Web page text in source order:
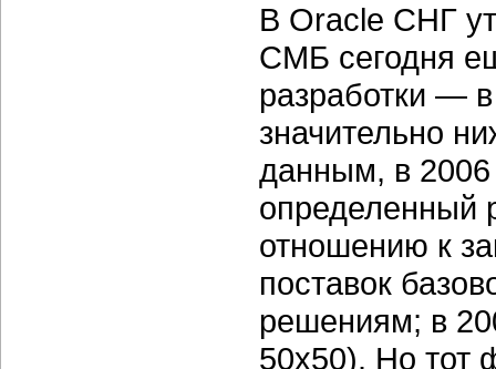
В Oracle СНГ
СМБ сегодня
разработки — в
значительно
данным, в
определенный
отношению к
поставок
решениям; в
50х50). Но тот